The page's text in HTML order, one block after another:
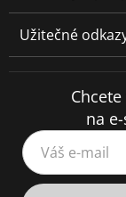
Užitečné
na
Váš e-mail